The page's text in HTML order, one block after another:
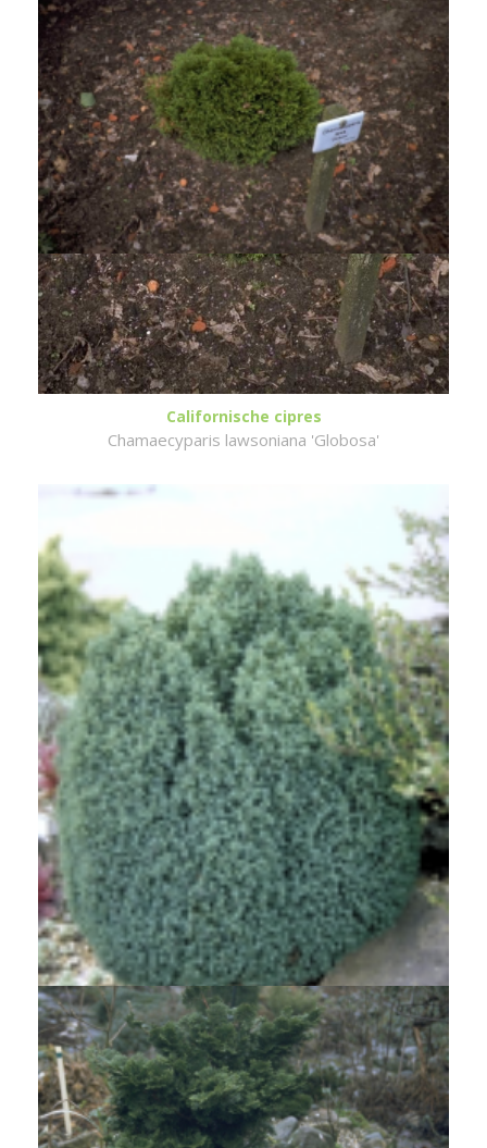
Californische cipres
Chamaecyparis lawsoniana 'Globosa'
Dwergcypres
Chamaecyparis lawsoniana 'Nymph'